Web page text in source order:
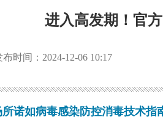
进入高发期！官
布时间： 2024-12-06 10:17
诺如病毒感染防控消毒技术指